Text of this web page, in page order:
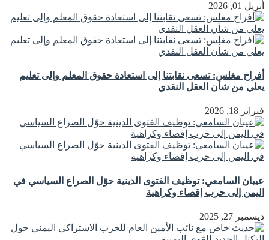
أبريل 01, 2026
أفراح مغلس: تسعى نقابتنا إلى استعادة حقوق المعلم وإلى تعليم
يعلي من شأن العقل النقدي
فبراير 18, 2026
عيبان السامعي: توظيف الفتوى الدينية حوّل الصراع السياسي في
اليمن إلى حرب إقصاء وكراهية
ديسمبر 27, 2025